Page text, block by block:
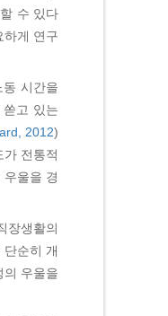
수 있다
하게 연구
시간을
고 있는
2012)
전통적
울을 경
장생활의
순히 개
의 우울을